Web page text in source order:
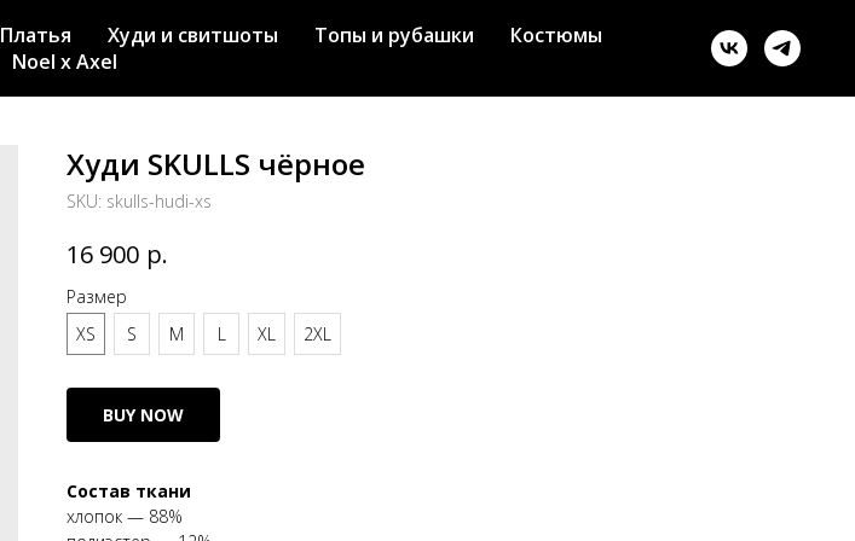
Платья Худи и свитшоты Топы и рубашки
Костюмы
Noel x Axel
Худи SKULLS чёрное
SKU: skulls-hudi-xs
16 900 р.
Размер
XS
S M L XL 2XL
BUY NOW
Состав ткани
хлопок — 88%